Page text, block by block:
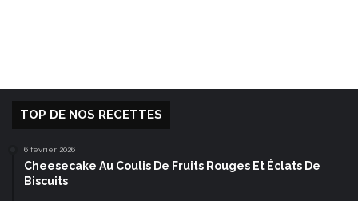
TOP DE NOS RECETTES
6 février 2026
Cheesecake Au Coulis De Fruits Rouges Et Éclats De
Biscuits